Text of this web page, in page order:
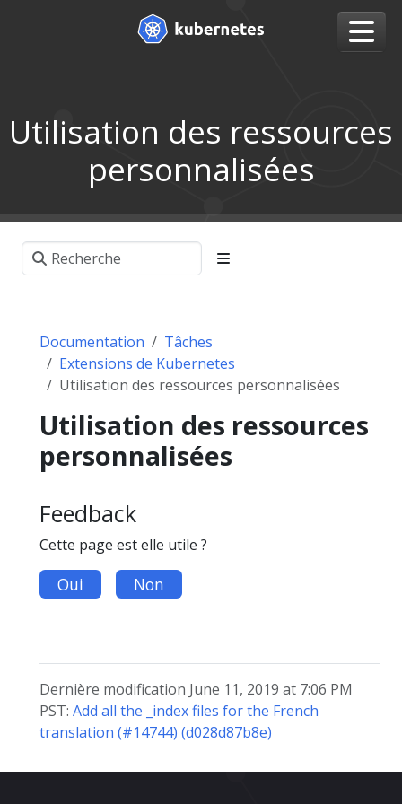
Utilisation des ressources
personnalisées
Documentation
Tâches
Extensions de Kubernetes
Utilisation des ressources personnalisées
Utilisation des ressources
personnalisées
Feedback
Cette page est elle utile ?
Oui Non
Dernière modification June 11, 2019 at 7:06 PM
PST: Add all the _index files for the French
translation (#14744) (d028d87b8e)